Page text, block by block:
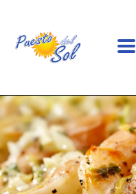
Ristorante